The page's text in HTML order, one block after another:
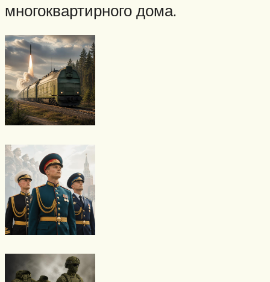
многоквартирного дома.